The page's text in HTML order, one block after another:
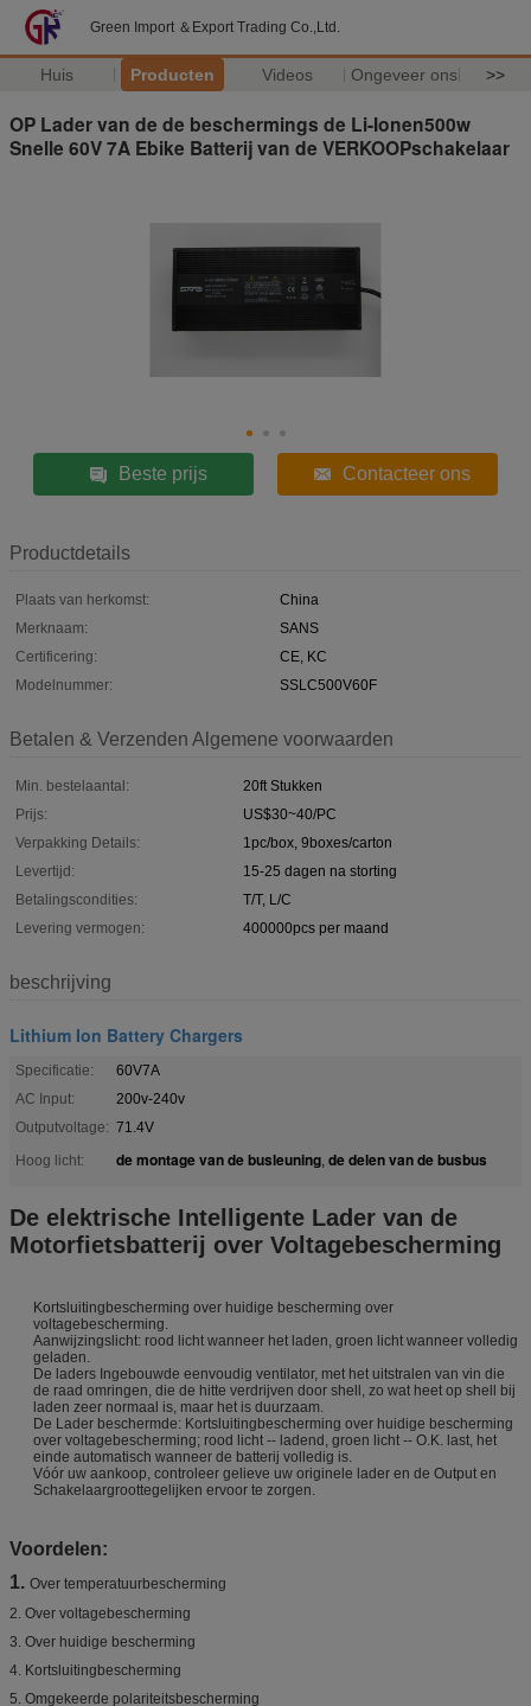
Green Import ＆Export Trading Co.,Ltd.
Huis Producten Videos Ongeveer ons >>
OP Lader van de de beschermings de Li-Ionen500w
Snelle 60V 7A Ebike Batterij van de VERKOOPschakelaar
Beste prijs Contacteer ons
Productdetails
Plaats van herkomst:
China
Merknaam:
SANS
Certificering:
CE, KC
Modelnummer:
SSLC500V60F
Betalen & Verzenden Algemene voorwaarden
Min. bestelaantal:
20ft Stukken
Prijs:
US$30~40/PC
Verpakking Details:
1pc/box, 9boxes/carton
Levertijd:
15-25 dagen na storting
Betalingscondities:
T/T, L/C
Levering vermogen:
400000pcs per maand
beschrijving
Lithium Ion Battery Chargers
Specificatie:
60V7A
AC Input:
200v-240v
Outputvoltage: 71.4V
Hoog licht:
de montage van de busleuning, de delen van de busbus
De elektrische Intelligente Lader van de
Motorfietsbatterij over Voltagebescherming
Kortsluitingbescherming over huidige bescherming over
voltagebescherming.
Aanwijzingslicht: rood licht wanneer het laden, groen licht wanneer volledig
geladen.
De laders Ingebouwde eenvoudig ventilator, met het uitstralen van vin die
de raad omringen, die de hitte verdrijven door shell, zo wat heet op shell bij
laden zeer normaal is, maar het is duurzaam.
De Lader beschermde: Kortsluitingbescherming over huidige bescherming
over voltagebescherming; rood licht -- ladend, groen licht -- O.K. last, het
einde automatisch wanneer de batterij volledig is.
Vóór uw aankoop, controleer gelieve uw originele lader en de Output en
Schakelaargroottegelijken ervoor te zorgen.
Voordelen:
1. Over temperatuurbescherming
2. Over voltagebescherming
3. Over huidige bescherming
4. Kortsluitingbescherming
5. Omgekeerde polariteitsbescherming